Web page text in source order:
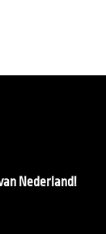
Nederland!